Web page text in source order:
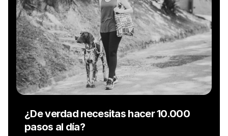
¿De verdad necesitas hacer 10.000
pasos al día?